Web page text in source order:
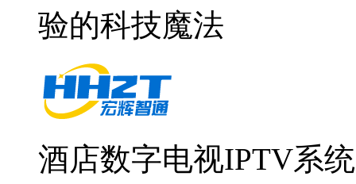
验的科技魔法
酒店数字电视IPTV系